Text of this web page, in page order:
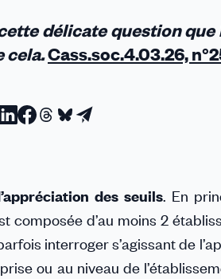
cette délicate question
cela.Cass.soc.4.03.26,
Partager
Partager
Partager
Partager
des seuils. En
composée d’au moins 2
interroger s’agissant de
ou au niveau de